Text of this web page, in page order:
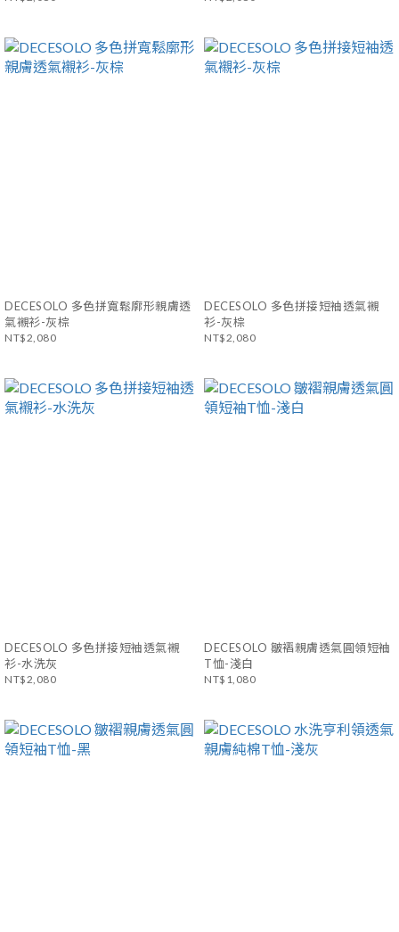
DECESOLO 多色拼寬鬆廓形親膚透
氣襯衫-灰棕
NT$2,080
DECESOLO 多色拼接短袖透氣襯
衫-灰棕
NT$2,080
DECESOLO 多色拼接短袖透氣襯
衫-水洗灰
NT$2,080
DECESOLO 皺褶親膚透氣圓領短袖
T恤-淺白
NT$1,080